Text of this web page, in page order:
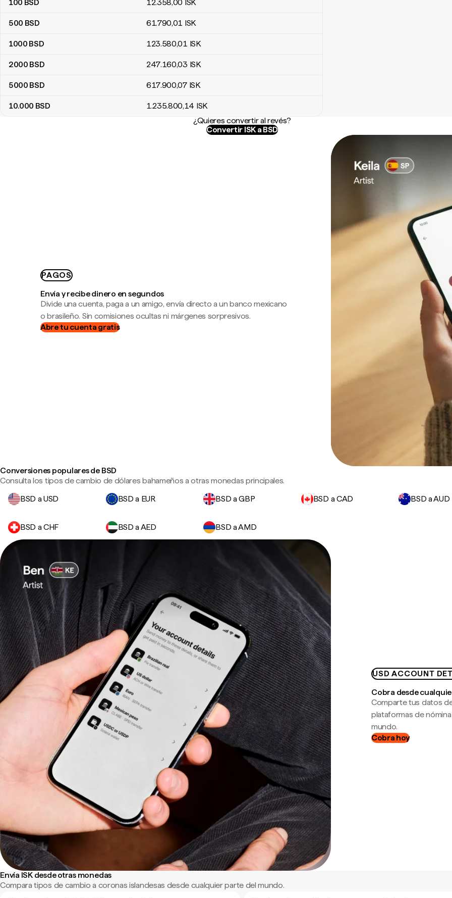
100 BSD 12.358,00 ISK
500 BSD 61.790,01 ISK
1000 BSD 123.580,01 ISK
2000 BSD 247.160,03 ISK
5000 BSD 617.900,07 ISK
10.000 BSD 1.235.800,14 ISK
¿Quieres convertir al revés?
Convertir ISK a BSD
PAGOS
Envía y recibe dinero en segundos
Divide una cuenta, paga a un amigo, envía directo a un banco mexicano
o brasileño. Sin comisiones ocultas ni márgenes sorpresivos.
Abre tu cuenta gratis
Conversiones populares de BSD
Consulta los tipos de cambio de dólares bahameños a otras monedas principales.
BSD a USD
BSD a EUR BSD a GBP BSD a CAD BSD a AUD
BSD a CHF BSD a AED BSD a AMD
USD ACCOUNT
Cobra desde
Comparte tus datos
plataformas de
mundo.
Cobra hoy
Envía ISK desde otras monedas
Compara tipos de cambio a coronas islandesas desde cualquier parte del mundo.